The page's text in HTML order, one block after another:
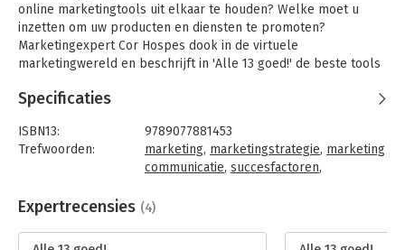
online marketingtools uit elkaar te houden? Welke moet u
inzetten om uw producten en diensten te promoten?
Marketingexpert Cor Hospes dook in de virtuele
marketingwereld en beschrijft in 'Alle 13 goed!' de beste tools
Specificaties
ISBN13:
9789077881453
Trefwoorden:
marketing, marketingstrategie, marketing
communicatie, succesfactoren,
media
Taal:
Expertrecensies (4)